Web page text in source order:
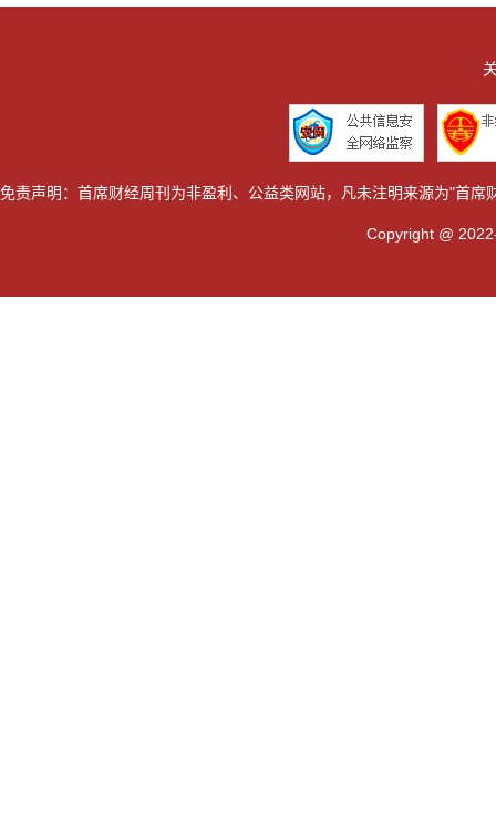
免责声明：首席财经周刊为非盈利、公益类网站，凡未注明来源为"首
Copyright @